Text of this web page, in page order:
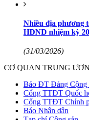
Nhiều địa phương
HĐND nhiệm kỳ
(31/03/2026)
CƠ QUAN TRUNG
Báo ĐT Đảng Cộng
Cổng TTĐT Quốc
Cổng TTĐT Chính
Báo Nhân dân